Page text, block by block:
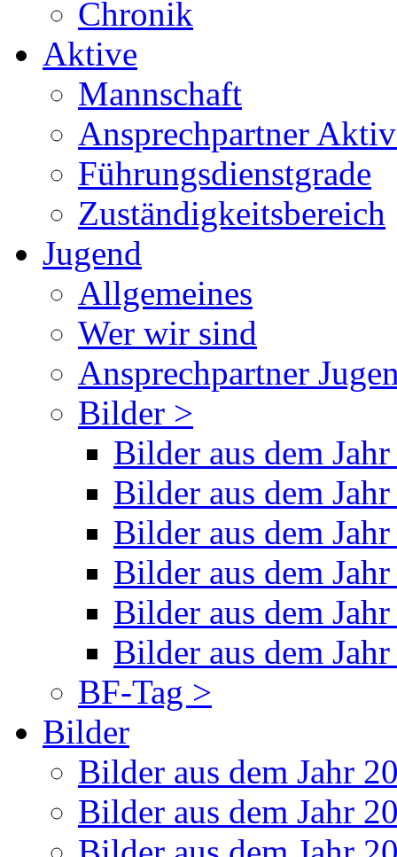
Chronik
Aktive
Mannschaft
Ansprechpartner
Führungsdienstgrade
Zuständigkeitsbereich
Jugend
Allgemeines
Wer wir sind
Ansprechpartner
Bilder >
Bilder aus dem
Bilder aus dem
Bilder aus dem
Bilder aus dem
Bilder aus dem
Bilder aus dem
BF-Tag >
Bilder
Bilder aus dem Jahr
Bilder aus dem Jahr